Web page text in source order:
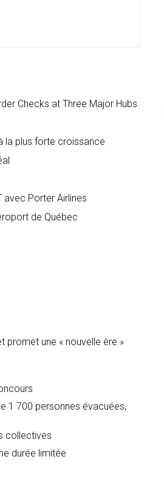
Checks at Three Major Hubs
la plus forte croissance
avec Porter Airlines
de Québec
promet une « nouvelle ère »
1 700 personnes évacuées,
collectives
durée limitée